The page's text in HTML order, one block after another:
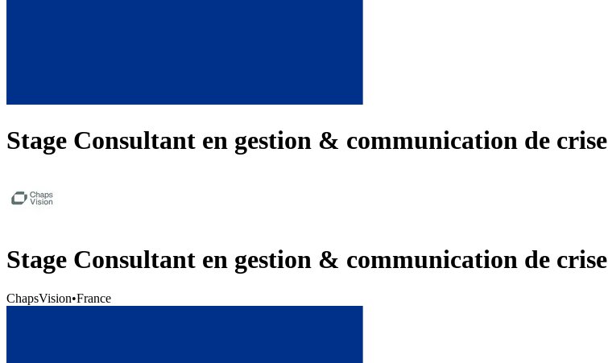
Stage Consultant en gestion & communication de crise
Stage Consultant en gestion & communication de crise
ChapsVision•France